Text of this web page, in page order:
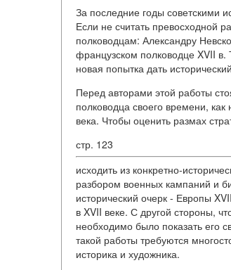
За последние годы советскими
Если не считать превосходной
полководцам: Александру
французском полководце XVII
новая попытка дать
Перед авторами этой работы
полководца своего времени,
века. Чтобы оценить размах
стр. 123
исходить из конкретно-
разбором военных кампаний и
исторический очерк - Европы
в XVII веке. С другой стороны,
необходимо было показать его
такой работы требуются
историка и художника.